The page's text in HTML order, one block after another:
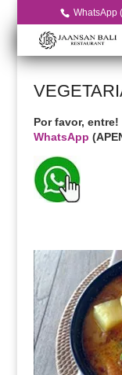
WhatsApp
Por favor, entre!
WhatsApp